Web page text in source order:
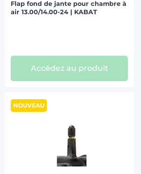
Flap fond de jante pour chambre à
air 13.00/14.00-24 | KABAT
Accédez au produit
NOUVEAU